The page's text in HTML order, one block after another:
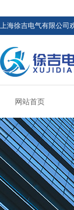
上海徐吉电气有限公司
网站首页